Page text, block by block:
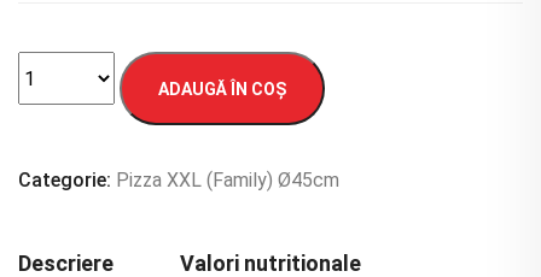
ADAUGĂ ÎN COȘ
Categorie: Pizza XXL (Family) Ø45cm
Descriere Valori nutritionale